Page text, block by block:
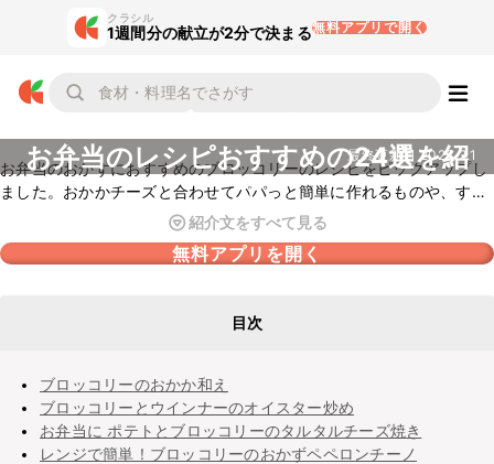
クラシル
1週間分の献立が2分で決まる無料アプリで開く
お弁当のレシピおすすめの24選を紹
介
最終更新日2023.2.1
お弁当のおかずにおすすめのブロッコリーのレシピをピックアップし
ました。おかかチーズと合わせてパパっと簡単に作れるものや、すき
まおかずにもぴったりのレシピもありますよ。こどもに人気のレシピ
もあるので、ぜひ参考にしてみてくださいね。
紹介文をすべて見る
無料アプリを開く
目次
ブロッコリーのおかか和え
ブロッコリーとウインナーのオイスター炒め
お弁当に ポテトとブロッコリーのタルタルチーズ焼き
レンジで簡単！ブロッコリーのおかずペペロンチーノ